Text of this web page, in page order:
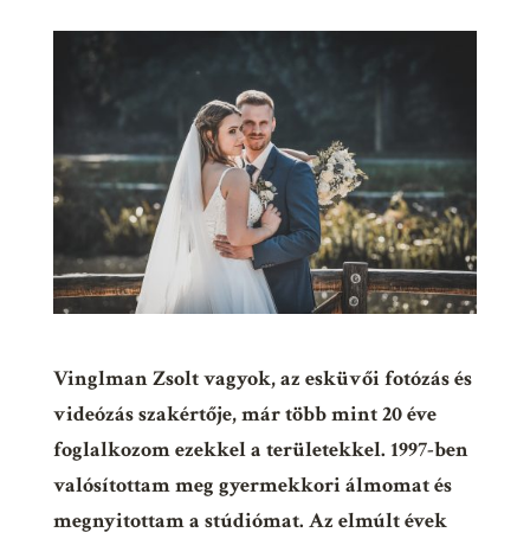
Vinglman Zsolt vagyok, az esküvői fotózás és
videózás szakértője, már több mint 20 éve
foglalkozom ezekkel a területekkel. 1997-ben
valósítottam meg gyermekkori álmomat és
megnyitottam a stúdiómat. Az elmúlt évek